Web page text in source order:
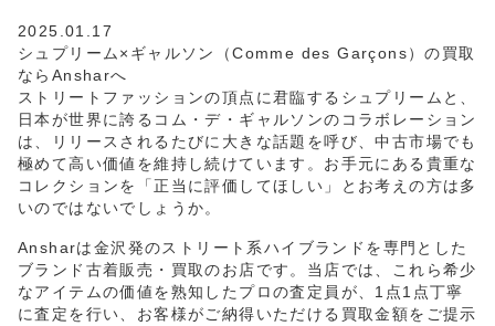
2025.01.17
シュプリーム×ギャルソン（Comme des Garçons）の買取
ならAnsharへ
ストリートファッションの頂点に君臨するシュプリームと、
日本が世界に誇るコム・デ・ギャルソンのコラボレーション
は、リリースされるたびに大きな話題を呼び、中古市場でも
極めて高い価値を維持し続けています。お手元にある貴重な
コレクションを「正当に評価してほしい」とお考えの方は多
いのではないでしょうか。
Ansharは金沢発のストリート系ハイブランドを専門とした
ブランド古着販売・買取のお店です。当店では、これら希少
なアイテムの価値を熟知したプロの査定員が、1点1点丁寧
に査定を行い、お客様がご納得いただける買取金額をご提示